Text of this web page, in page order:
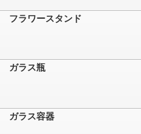
フラワースタンド
ガラス瓶
ガラス容器